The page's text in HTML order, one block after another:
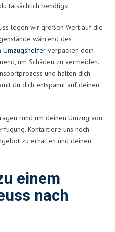
tatsächlich benötigst.
legen wir großen Wert auf die
während des
Umzugshelfer verpacken dein
um Schäden zu vermeiden.
und halten dich
du dich entspannt auf deinen
rund um deinen Umzug von
Kontaktiere uns noch
zu erhalten und deinen
einem
nach